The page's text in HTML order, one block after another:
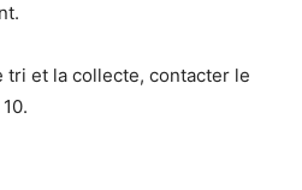
et la collecte, contacter le